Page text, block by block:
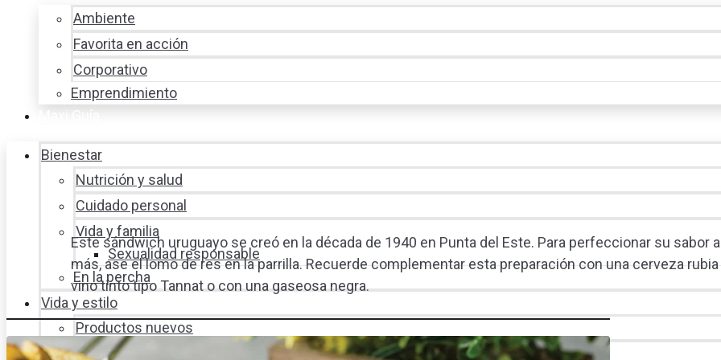
Ambiente
Favorita en acción
Corporativo
Emprendimiento
Bienestar
Nutrición y salud
Cuidado personal
Vida y familia
Sexualidad responsable
En la percha
Vida y estilo
Productos nuevos
Moda
Este sándwich uruguayo se creó en la década de 1940 en Punta del Este. Para perfeccionar su sabor
más, ase el lomo de res en la parrilla. Recuerde complementar esta preparación con una cerveza rubia
vino tinto tipo Tannat o con una gaseosa negra.